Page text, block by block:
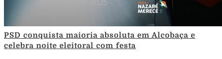
PSD conquista maioria absoluta em Alcobaça e
celebra noite eleitoral com festa